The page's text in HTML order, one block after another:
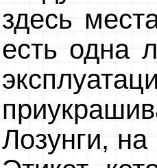
здесь
есть одна
Лозунги,